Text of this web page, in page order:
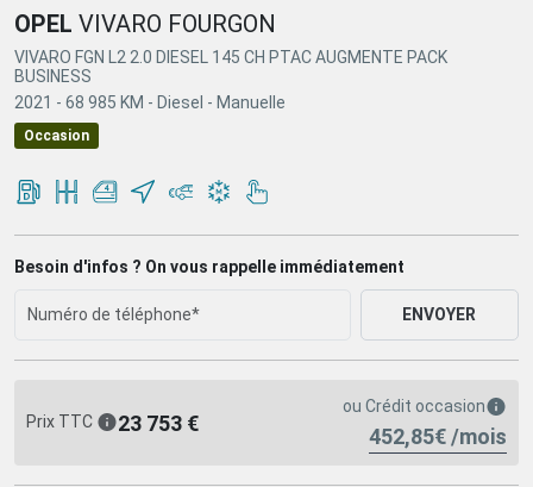
OPEL VIVARO FOURGON
VIVARO FGN L2 2.0 DIESEL 145 CH PTAC AUGMENTE PACK
BUSINESS
2021 - 68 985 KM - Diesel - Manuelle
Occasion
Besoin d'infos ? On vous rappelle immédiatement
ENVOYER
Prix TTC 23 753 €
ou Crédit occasion
452,85€ /mois